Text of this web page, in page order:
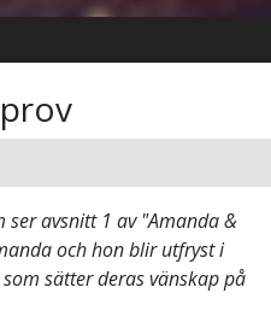
avsnitt 1 av "Amanda &
och hon blir utfryst i
sätter deras vänskap på